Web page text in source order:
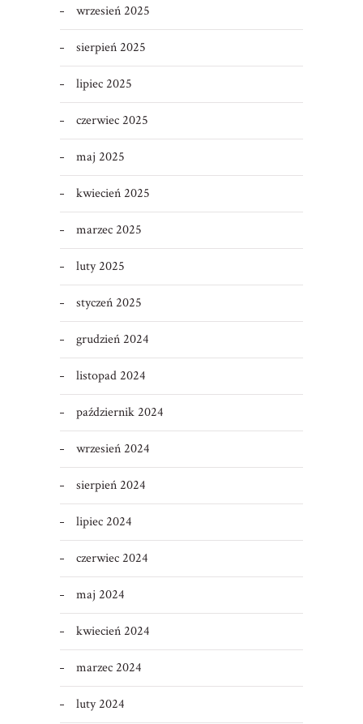
wrzesień 2025
sierpień 2025
lipiec 2025
czerwiec 2025
maj 2025
kwiecień 2025
marzec 2025
luty 2025
styczeń 2025
grudzień 2024
listopad 2024
październik 2024
wrzesień 2024
sierpień 2024
lipiec 2024
czerwiec 2024
maj 2024
kwiecień 2024
marzec 2024
luty 2024